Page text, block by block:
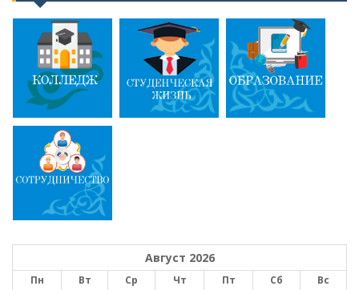
Август 2026
Пн Вт Ср Чт Пт Сб
Вс